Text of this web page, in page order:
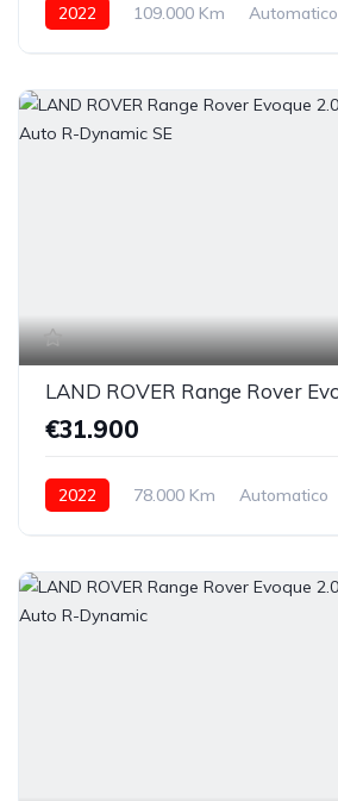
2022 109.000 Km
Automatico
€31.900
2022 78.000 Km
Automatico